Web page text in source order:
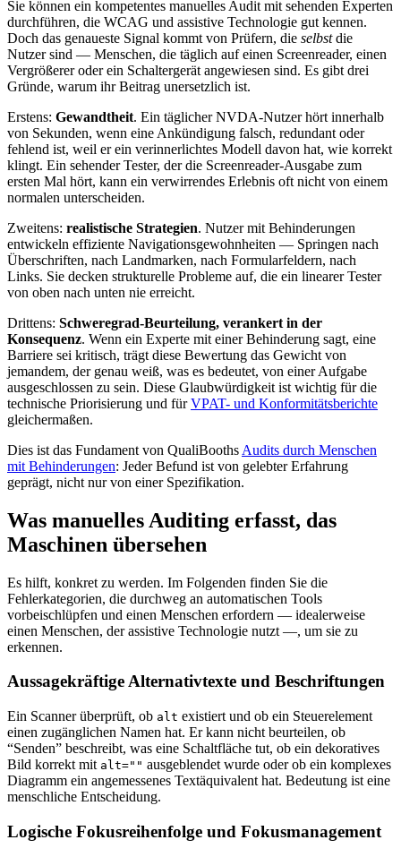
Sie können ein kompetentes manuelles Audit mit sehenden Experten
durchführen, die WCAG und assistive Technologie gut kennen.
Doch das genaueste Signal kommt von Prüfern, die selbstdie
Nutzer sind — Menschen, die täglich auf einen Screenreader, einen
Vergrößerer oder ein Schaltergerät angewiesen sind. Es gibt drei
Gründe, warum ihr Beitrag unersetzlich ist.
Erstens: Gewandtheit. Ein täglicher NVDA-Nutzer hört innerhalb
von Sekunden, wenn eine Ankündigung falsch, redundant oder
fehlend ist, weil er ein verinnerlichtes Modell davon hat, wie korrekt
klingt. Ein sehender Tester, der die Screenreader-Ausgabe zum
ersten Mal hört, kann ein verwirrendes Erlebnis oft nicht von einem
normalen unterscheiden.
Zweitens: realistische Strategien. Nutzer mit Behinderungen
entwickeln effiziente Navigationsgewohnheiten — Springen nach
Überschriften, nach Landmarken, nach Formularfeldern, nach
Links. Sie decken strukturelle Probleme auf, die ein linearer Tester
von oben nach unten nie erreicht.
Drittens: Schweregrad-Beurteilung, verankert in der
Konsequenz. Wenn ein Experte mit einer Behinderung sagt, eine
Barriere sei kritisch, trägt diese Bewertung das Gewicht von
jemandem, der genau weiß, was es bedeutet, von einer Aufgabe
ausgeschlossen zu sein. Diese Glaubwürdigkeit ist wichtig für die
technische Priorisierung und fürVPAT- und Konformitätsberichte
gleichermaßen.
Dies ist das Fundament von QualiBooths Audits durch Menschen
mit Behinderungen: Jeder Befund ist von gelebter Erfahrung
geprägt, nicht nur von einer Spezifikation.
Was manuelles Auditing erfasst, das
Maschinen übersehen
Es hilft, konkret zu werden. Im Folgenden finden Sie die
Fehlerkategorien, die durchweg an automatischen Tools
vorbeischlüpfen und einen Menschen erfordern — idealerweise
einen Menschen, der assistive Technologie nutzt —, um sie zu
erkennen.
Aussagekräftige Alternativtexte und Beschriftungen
Ein Scanner überprüft, ob alt existiert und ob ein Steuerelement
einen zugänglichen Namen hat. Er kann nicht beurteilen, ob
“Senden” beschreibt, was eine Schaltfläche tut, ob ein dekoratives
Bild korrekt mit alt="" ausgeblendet wurde oder ob ein komplexes
Diagramm ein angemessenes Textäquivalent hat. Bedeutung ist eine
menschliche Entscheidung.
Logische Fokusreihenfolge und Fokusmanagement